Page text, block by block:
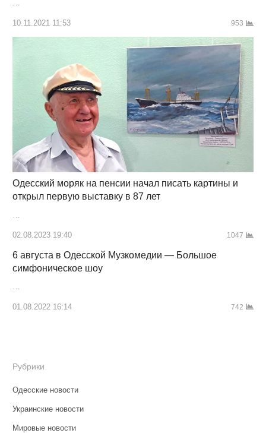
10.11.2021 11:53 953
Одесский моряк на пенсии начал писать картины и
открыл первую выставку в 87 лет
02.08.2023 19:40 1047
6 августа в Одесской Музкомедии — Большое
симфоническое шоу
01.08.2022 16:14 742
Рубрики
Одесские новости
Украинские новости
Мировые новости